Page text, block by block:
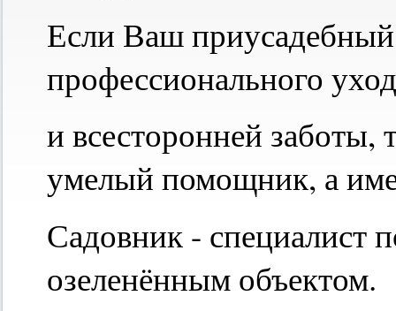
Если Ваш приусадебный
профессионального
и всесторонней заботы,
умелый помощник, а
Садовник - специалист
озеленённым объектом.